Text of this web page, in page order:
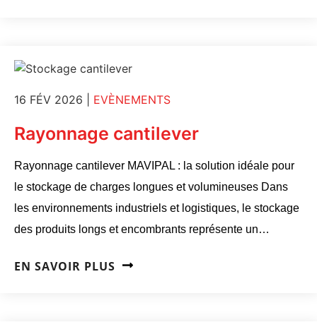
16 FÉV 2026 EVÈNEMENTS
Rayonnage cantilever
Rayonnage cantilever MAVIPAL : la solution idéale pour
le stockage de charges longues et volumineuses Dans
les environnements industriels et logistiques, le stockage
des produits longs et encombrants représente un…
EN SAVOIR PLUS